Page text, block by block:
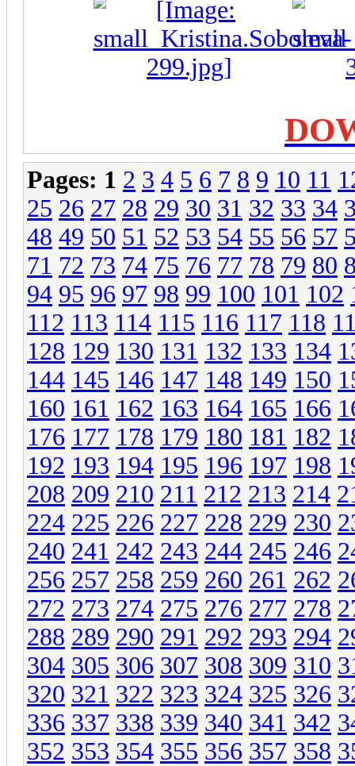
Pages: 1 2 3 4 5 6 7 8 9 10 11
25 26 27 28 29 30 31 32 33 34
48 49 50 51 52 53 54 55 56 57
71 72 73 74 75 76 77 78 79 80
94 95 96 97 98 99 100 101 102
112 113 114 115 116 117 118
128 129 130 131 132 133 134
144 145 146 147 148 149 150
160 161 162 163 164 165 166
176 177 178 179 180 181 182
192 193 194 195 196 197 198
208 209 210 211 212 213 214
224 225 226 227 228 229 230
240 241 242 243 244 245 246
256 257 258 259 260 261 262
272 273 274 275 276 277 278
288 289 290 291 292 293 294
304 305 306 307 308 309 310
320 321 322 323 324 325 326
336 337 338 339 340 341 342
352 353 354 355 356 357 358